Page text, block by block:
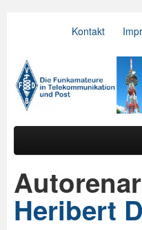
Kontakt
VFDB e.V.
Hauptmenü
Der Verein
Referate
Heribert